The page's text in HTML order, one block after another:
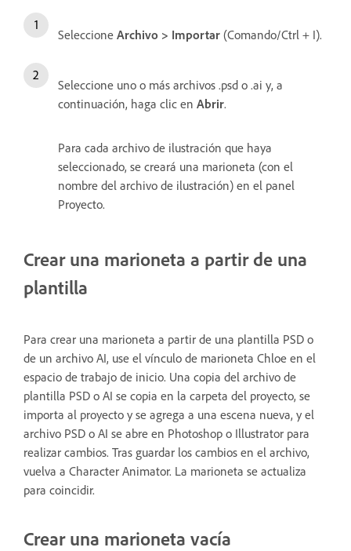
Seleccione Archivo > Importar (Comando/Ctrl + I).
Seleccione uno o más archivos .psd o .ai y, a
continuación, haga clic en Abrir.
Para cada archivo de ilustración que haya
seleccionado, se creará una marioneta (con el
nombre del archivo de ilustración) en el panel
Proyecto.
Crear una marioneta a partir de una
plantilla
Para crear una marioneta a partir de una plantilla PSD o
de un archivo AI, use el vínculo de marioneta Chloe en el
espacio de trabajo de inicio. Una copia del archivo de
plantilla PSD o AI se copia en la carpeta del proyecto, se
importa al proyecto y se agrega a una escena nueva, y el
archivo PSD o AI se abre en Photoshop o Illustrator para
realizar cambios. Tras guardar los cambios en el archivo,
vuelva a Character Animator. La marioneta se actualiza
para coincidir.
Crear una marioneta vacía